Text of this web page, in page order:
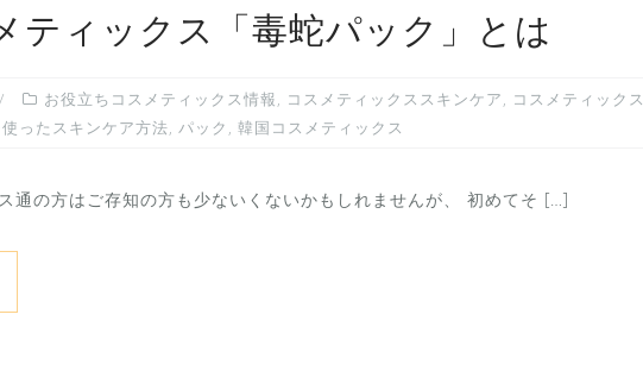
ティックス「毒蛇パック」とは
お役立ちコスメティックス情報, コスメティックススキンケア, コスメティックス
ったスキンケア方法, パック , 韓国コスメティックス
通の方はご存知の方も少ないくないかもしれませんが、 初めてそ […]